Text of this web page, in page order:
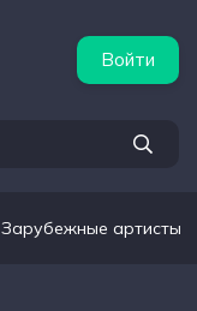
Войти
Зарубежные артисты